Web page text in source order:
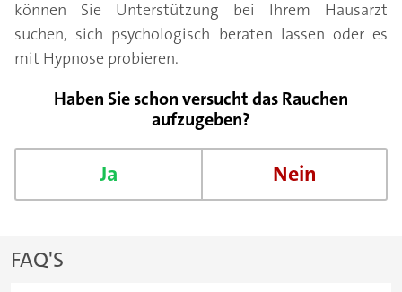
können Sie Unterstützung bei Ihrem Hausarzt
suchen, sich psychologisch beraten lassen oder es
mit Hypnose probieren.
Haben Sie schon versucht das Rauchen
aufzugeben?
Ja Nein
FAQ'S